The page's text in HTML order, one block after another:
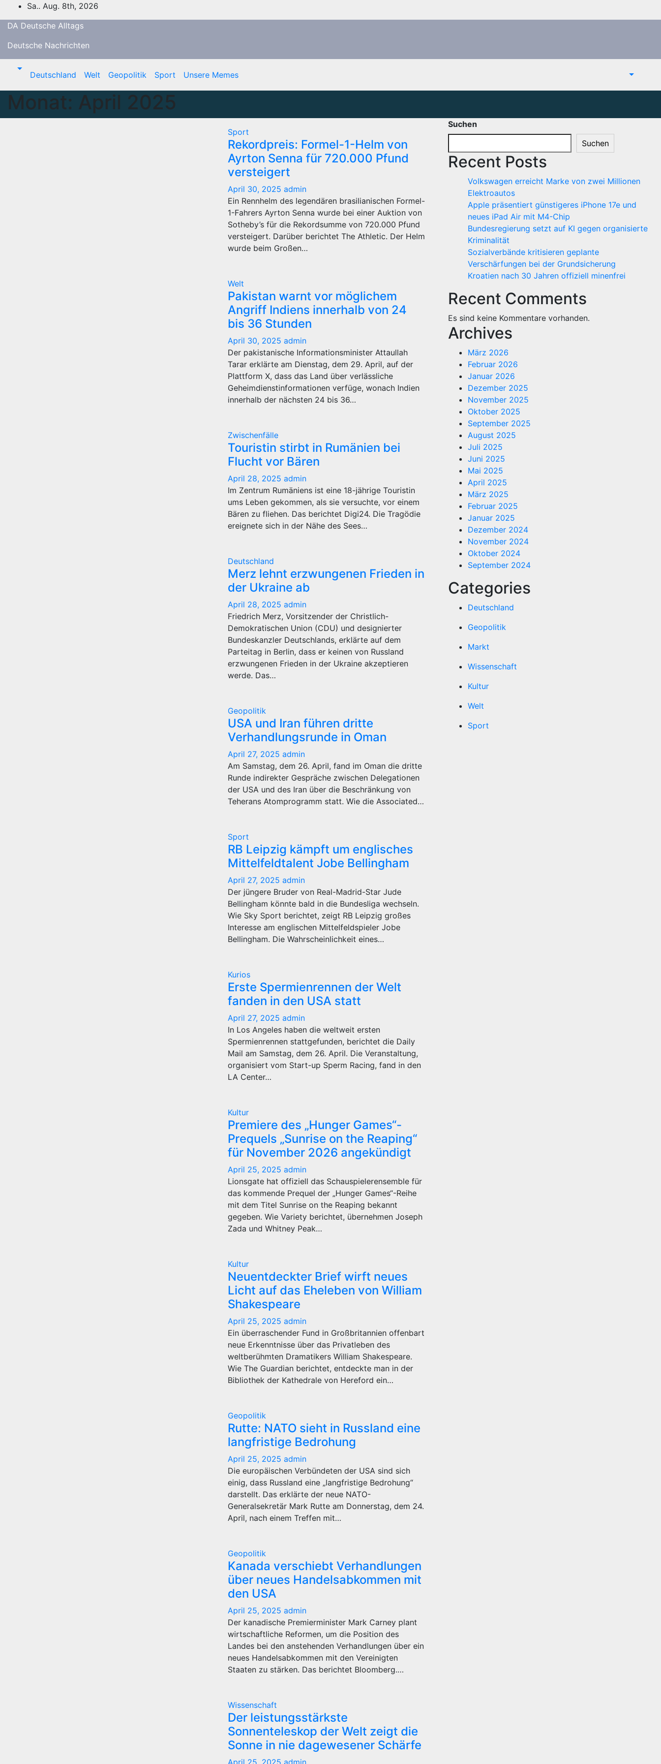
Inhalt
springen
Sa.. Aug. 8th, 2026
DA Deutsche Alltags
Deutsche Nachrichten
Deutschland Welt Geopolitik Sport Unsere Memes
Monat: April 2025
Sport
Rekordpreis: Formel-1-Helm von
Ayrton Senna für 720.000 Pfund
versteigert
April 30, 2025 admin
Ein Rennhelm des legendären brasilianischen Formel-
1-Fahrers Ayrton Senna wurde bei einer Auktion von
Sotheby’s für die Rekordsumme von 720.000 Pfund
versteigert. Darüber berichtet The Athletic. Der Helm
wurde beim Großen…
Welt
Pakistan warnt vor möglichem
Angriff Indiens innerhalb von 24
bis 36 Stunden
April 30, 2025 admin
Der pakistanische Informationsminister Attaullah
Tarar erklärte am Dienstag, dem 29. April, auf der
Plattform X, dass das Land über verlässliche
Geheimdienstinformationen verfüge, wonach Indien
innerhalb der nächsten 24 bis 36…
Zwischenfälle
Touristin stirbt in Rumänien bei
Flucht vor Bären
April 28, 2025 admin
Im Zentrum Rumäniens ist eine 18-jährige Touristin
ums Leben gekommen, als sie versuchte, vor einem
Bären zu fliehen. Das berichtet Digi24. Die Tragödie
ereignete sich in der Nähe des Sees…
Deutschland
Merz lehnt erzwungenen Frieden in
der Ukraine ab
April 28, 2025 admin
Friedrich Merz, Vorsitzender der Christlich-
Demokratischen Union (CDU) und designierter
Bundeskanzler Deutschlands, erklärte auf dem
Parteitag in Berlin, dass er keinen von Russland
erzwungenen Frieden in der Ukraine akzeptieren
werde. Das…
Geopolitik
USA und Iran führen dritte
Verhandlungsrunde in Oman
April 27, 2025 admin
Am Samstag, dem 26. April, fand im Oman die dritte
Runde indirekter Gespräche zwischen Delegationen
der USA und des Iran über die Beschränkung von
Teherans Atomprogramm statt. Wie die Associated…
Sport
RB Leipzig kämpft um englisches
Mittelfeldtalent Jobe Bellingham
April 27, 2025 admin
Der jüngere Bruder von Real-Madrid-Star Jude
Bellingham könnte bald in die Bundesliga wechseln.
Wie Sky Sport berichtet, zeigt RB Leipzig großes
Interesse am englischen Mittelfeldspieler Jobe
Bellingham. Die Wahrscheinlichkeit eines…
Kurios
Erste Spermienrennen der Welt
fanden in den USA statt
April 27, 2025 admin
In Los Angeles haben die weltweit ersten
Spermienrennen stattgefunden, berichtet die Daily
Mail am Samstag, dem 26. April. Die Veranstaltung,
organisiert vom Start-up Sperm Racing, fand in den
LA Center…
Kultur
Premiere des „Hunger Games“-
Prequels „Sunrise on the Reaping“
für November 2026 angekündigt
April 25, 2025 admin
Lionsgate hat offiziell das Schauspielerensemble für
das kommende Prequel der „Hunger Games“-Reihe
mit dem Titel Sunrise on the Reaping bekannt
gegeben. Wie Variety berichtet, übernehmen Joseph
Zada und Whitney Peak…
Kultur
Neuentdeckter Brief wirft neues
Licht auf das Eheleben von William
Shakespeare
April 25, 2025 admin
Ein überraschender Fund in Großbritannien offenbart
neue Erkenntnisse über das Privatleben des
weltberühmten Dramatikers William Shakespeare.
Wie The Guardian berichtet, entdeckte man in der
Bibliothek der Kathedrale von Hereford ein…
Geopolitik
Rutte: NATO sieht in Russland eine
langfristige Bedrohung
April 25, 2025 admin
Die europäischen Verbündeten der USA sind sich
einig, dass Russland eine „langfristige Bedrohung“
darstellt. Das erklärte der neue NATO-
Generalsekretär Mark Rutte am Donnerstag, dem 24.
April, nach einem Treffen mit…
Geopolitik
Kanada verschiebt Verhandlungen
über neues Handelsabkommen mit
den USA
April 25, 2025 admin
Der kanadische Premierminister Mark Carney plant
wirtschaftliche Reformen, um die Position des
Landes bei den anstehenden Verhandlungen über ein
neues Handelsabkommen mit den Vereinigten
Staaten zu stärken. Das berichtet Bloomberg.…
Wissenschaft
Der leistungsstärkste
Sonnenteleskop der Welt zeigt die
Sonne in nie dagewesener Schärfe
April 25, 2025 admin
Suchen
Suchen
Recent Posts
Volkswagen erreicht Marke von zwei Millionen
Elektroautos
Apple präsentiert günstigeres iPhone 17e und
neues iPad Air mit M4-Chip
Bundesregierung setzt auf KI gegen organisierte
Kriminalität
Sozialverbände kritisieren geplante
Verschärfungen bei der Grundsicherung
Kroatien nach 30 Jahren offiziell minenfrei
Recent Comments
Es sind keine Kommentare vorhanden.
Archives
März 2026
Februar 2026
Januar 2026
Dezember 2025
November 2025
Oktober 2025
September 2025
August 2025
Juli 2025
Juni 2025
Mai 2025
April 2025
März 2025
Februar 2025
Januar 2025
Dezember 2024
November 2024
Oktober 2024
September 2024
Categories
Deutschland
Geopolitik
Markt
Wissenschaft
Kultur
Welt
Sport